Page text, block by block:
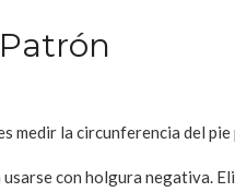
medir la circunferencia del
con holgura negativa.